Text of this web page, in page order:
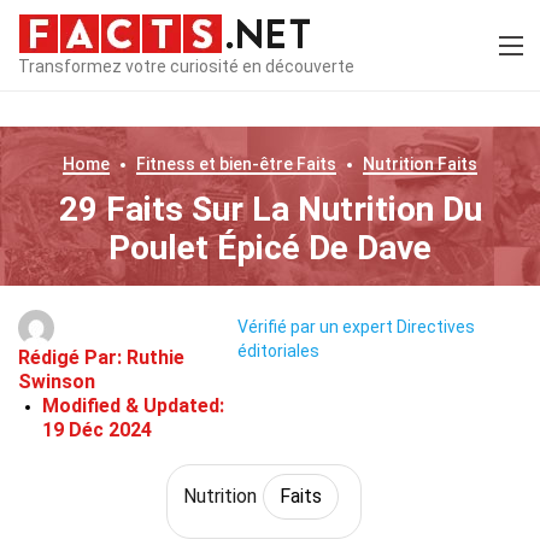
Transformez votre curiosité en découverte
Home Fitness et bien-être Faits NutritionFaits
29 Faits Sur La Nutrition Du
Poulet Épicé De Dave
Rédigé Par: Ruthie
Swinson
Modified & Updated:
19 Déc 2024
Vérifié par un expert Directives
éditoriales
Nutrition Faits